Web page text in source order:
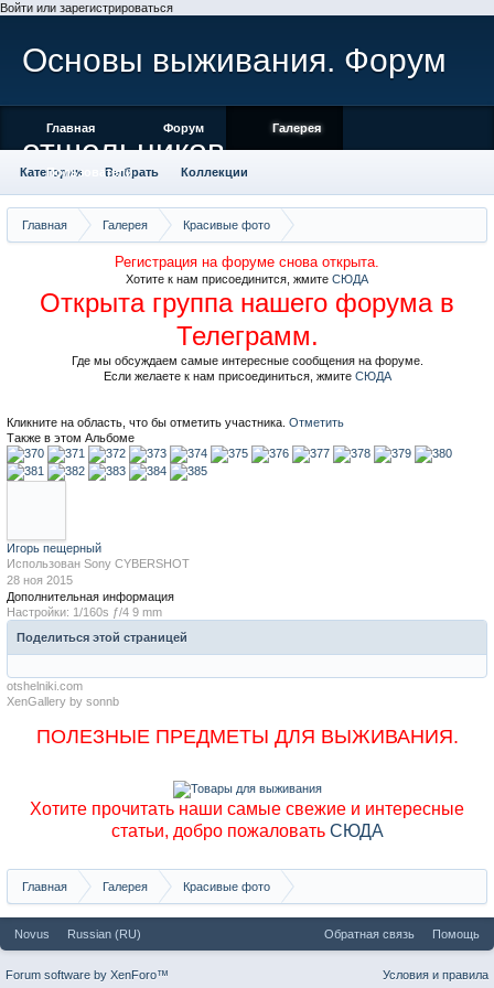
Войти или зарегистрироваться
Главная Галерея Красивые фото
Саяны, хребет Ергаки, фото Матниной
Регистрация на форуме снова открыта.
Хотите к нам присоединится, жмите СЮДА
Открыта группа нашего форума в
Телеграмм.
Где мы обсуждаем самые интересные сообщения на форуме.
Если желаете к нам присоединиться, жмите СЮДА
Кликните на область, что бы отметить участника. Отметить
Также в этом Альбоме
Игорь пещерный
Использован Sony CYBERSHOT
28 ноя 2015
Дополнительная информация
Настройки: 1/160s ƒ/4 9 mm
Поделиться этой страницей
otshelniki.com
XenGallery by sonnb
ПОЛЕЗНЫЕ ПРЕДМЕТЫ ДЛЯ ВЫЖИВАНИЯ.
Хотите прочитать наши самые свежие и интересные
статьи, добро пожаловать СЮДА
Главная Галерея Красивые фото
Саяны, хребет Ергаки, фото Матниной
Основы выживания. Форум
отшельников
Главная Форум Галерея
Категории Выбрать Коллекции
Места отмеченные на карте Камера Облако тегов
Пользователи
Novus Russian (RU) Обратная связь Помощь
Условия и правила
Forum software by XenForo™